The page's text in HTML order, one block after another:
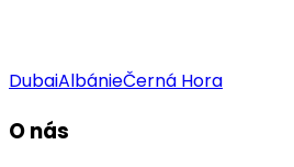
DubaiAlbánieČerná Hora
O nás